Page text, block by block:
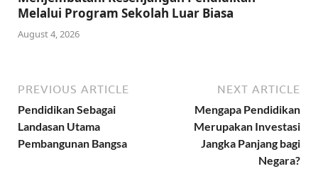
Melalui Program Sekolah Luar Biasa
August 4, 2026
PREVIOUS ARTICLE
Pendidikan Sebagai
Landasan Utama
Pembangunan Bangsa
NEXT ARTICLE
Mengapa Pendidikan
Merupakan Investasi
Jangka Panjang bagi
Negara?